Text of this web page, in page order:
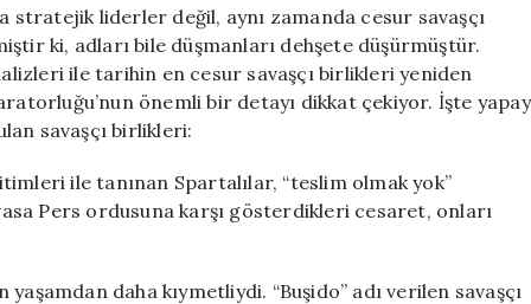
Birlikleri:
Zirveye
Yerleşti?
için
stratejik liderler değil, aynı zamanda cesur savaşçı
ki, adları bile düşmanları dehşete düşürmüştür.
ile tarihin en cesur savaşçı birlikleri yeniden
önemli bir detayı dikkat çekiyor. İşte yapay
savaşçı birlikleri:
ile tanınan Spartalılar, “teslim olmak yok”
Pers ordusuna karşı gösterdikleri cesaret, onları
daha kıymetliydi. “Buşido” adı verilen savaşçı